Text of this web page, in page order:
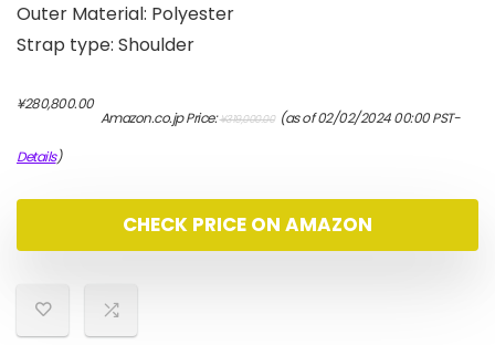
Outer Material: Polyester
Strap type: Shoulder
Amazon.co.jp Price:¥319,000.00 の
¥319,000.00
で
¥280,800.00
在
は
¥280,800.00
(as of 02/02/2024 00:00 PST-
Details)
CHECK PRICE ON AMAZON